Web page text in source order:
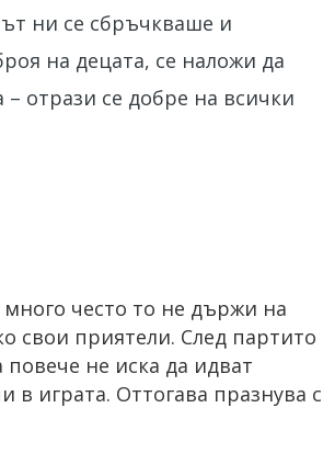
ни се сбръчкваше и
на децата, се наложи да
отрази се добре на всички
често то не държи на
свои приятели. След партито
не иска да идват
в играта. Оттогава празнува с